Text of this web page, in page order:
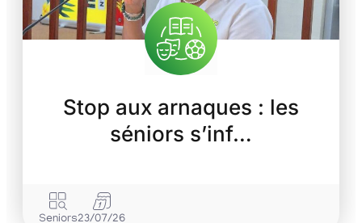
Stop aux arnaques : les
séniors s’inf…
Seniors23/07/26